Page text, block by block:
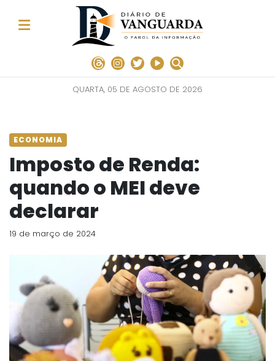
QUARTA, 05 DE AGOSTO DE 2026
ECONOMIA
Imposto de Renda:
quando o MEI deve
declarar
19 de março de 2024